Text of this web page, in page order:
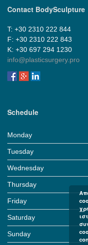
Contact BodySculpture
Τ: +30 2310 222 844
F: +30 2310 222 843
Κ: +30 697 294 1230
info@plasticsurgery.pro
Schedule
Monday
Tuesday
Wednesday
Thursday
Friday
Saturday
Sunday